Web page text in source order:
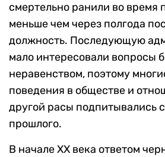
смертельно ранили во время
меньше чем через полгода
должность. Последующую
мало интересовали вопросы
неравенством, поэтому
поведения в обществе и
другой расы подпитывались
прошлого.
В начале XX века ответом